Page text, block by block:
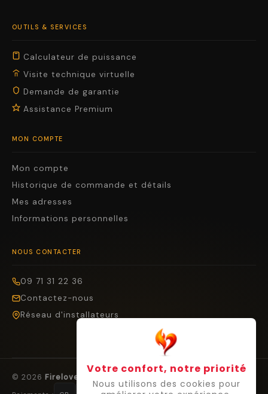
OUTILS & SERVICES
Calculateur de puissance
Visite technique virtuelle
Demande de garantie
Assistance Premium
MON COMPTE
Mon compte
Historique de commande et détails
Mes adresses
Informations personnelles
NOUS CONTACTER
09 71 31 22 36
Contactez-nous
Réseau d'installateurs
© 2026 Firelovers
Votre confort, notre priorité
Nous utilisons des cookies pour